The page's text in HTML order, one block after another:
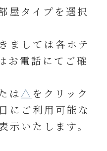
屋タイプを選択
ましては各ホテ
お電話にてご確
は△ をクリック
にご利用可能な
示いたします。